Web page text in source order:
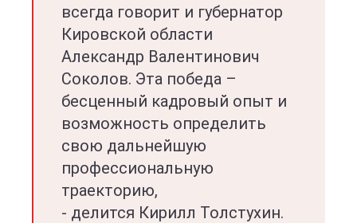
всегда говорит и губернатор
Кировской области
Александр Валентинович
Соколов. Эта победа –
бесценный кадровый опыт и
возможность определить
свою дальнейшую
профессиональную
траекторию,
- делится Кирилл Толстухин.